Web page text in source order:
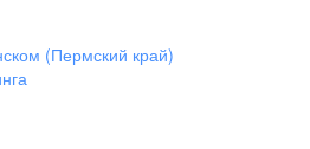
(Пермский край)